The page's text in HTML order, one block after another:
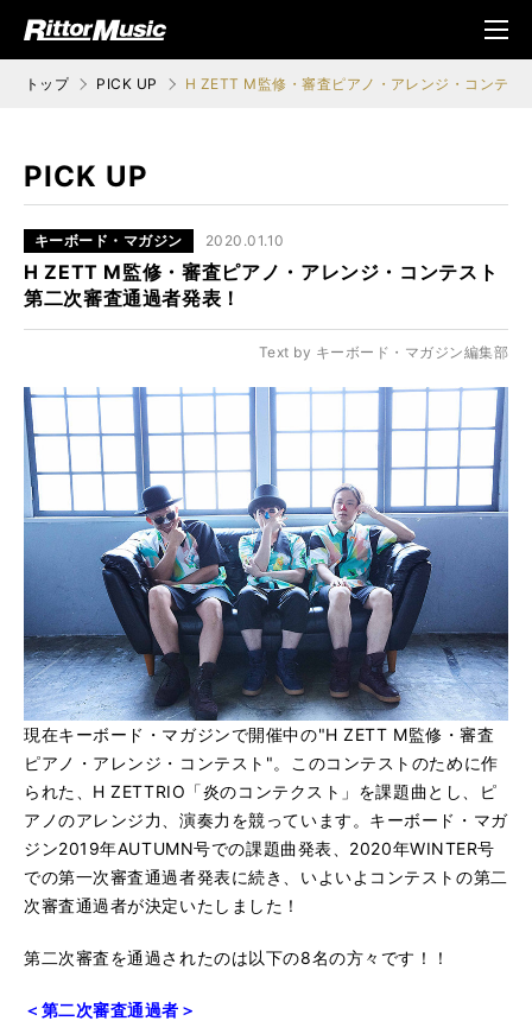
ジック (Rittor Musi
メニ
ュ
トップ PICK UP H ZETT M監修・審査ピアノ・アレンジ・コンテス
PICK UP
キーボード・マガジン 2020.01.10
H ZETT M監修・審査ピアノ・アレンジ・コンテスト
第二次審査通過者発表！
Text by キーボード・マガジン編集部
現在キーボード・マガジンで開催中の"H ZETT M監修・審査
ピアノ・アレンジ・コンテスト"。このコンテストのために作
られた、H ZETTRIO「炎のコンテクスト」を課題曲とし、ピ
アノのアレンジ力、演奏力を競っています。キーボード・マガ
ジン2019年AUTUMN号での課題曲発表、2020年WINTER号
での第一次審査通過者発表に続き、いよいよ コンテストの第二
次審査通過者が決定いたしました！
第二次審査を通過されたのは以下の8名の方々です！！
＜第二次審査通過者＞